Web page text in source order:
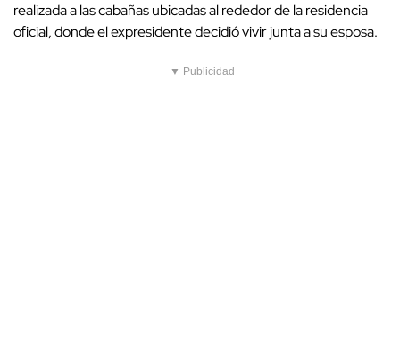
realizada a las cabañas ubicadas al rededor de la residencia
oficial, donde el expresidente decidió vivir junta a su esposa.
▼ Publicidad